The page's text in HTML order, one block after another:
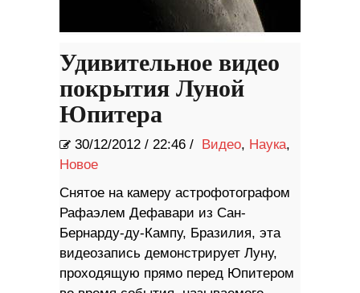
Удивительное видео
покрытия Луной
Юпитера
30/12/2012 / 22:46 / Видео, Наука,
Новое
Снятое на камеру астрофотографом
Рафаэлем Дефавари из Сан-
Бернарду-ду-Кампу, Бразилия, эта
видеозапись демонстрирует Луну,
проходящую прямо перед Юпитером